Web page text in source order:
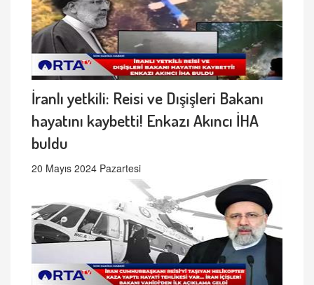
İranlı yetkili: Reisi ve Dışişleri Bakanı
hayatını kaybetti! Enkazı Akıncı İHA
buldu
20 Mayıs 2024 Pazartesi